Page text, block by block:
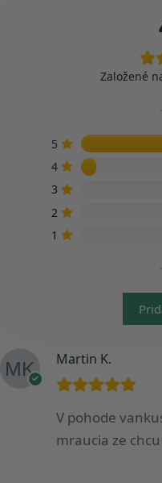
Založené
5
4
3
2
1
Martin K.
V pohode
mraucia ze